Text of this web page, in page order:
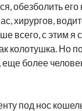
обезболить его
хирургов,
всего, с этим я
колотушка. Но
еще более
под нос